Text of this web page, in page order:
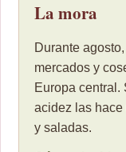
La mora
Durante
mercados y
Europa central.
acidez las
y saladas.